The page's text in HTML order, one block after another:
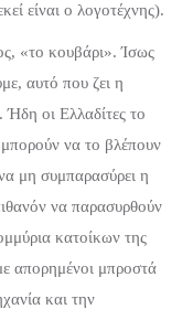
είναι ο λογοτέχνης).
«το κουβάρι». Ίσως
αυτό που ζει η
Ήδη οι Ελλαδίτες το
μπορούν να το βλέπουν
μη συμπαρασύρει η
να παρασυρθούν
κατοίκων της
απορημένοι μπροστά
και την